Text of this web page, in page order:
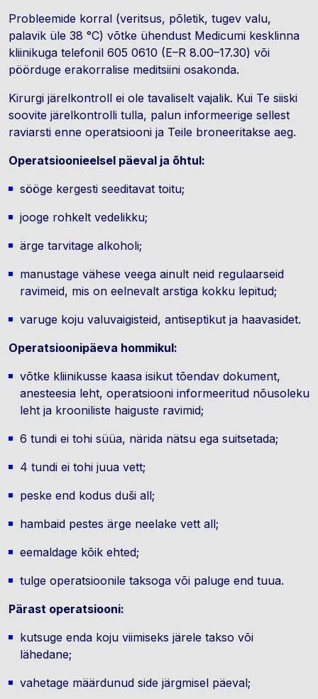
Probleemide korral (veritsus, põletik, tugev valu,
palavik üle 38 °C) võtke ühendust Medicumi kesklinna
kliinikuga telefonil 605 0610 (E–R 8.00–17.30) või
pöörduge erakorralise meditsiini osakonda.
Kirurgi järelkontroll ei ole tavaliselt vajalik. Kui Te siiski
soovite järelkontrolli tulla, palun informeerige sellest
raviarsti enne operatsiooni ja Teile broneeritakse aeg.
Operatsioonieelsel päeval ja õhtul:
sööge kergesti seeditavat toitu;
jooge rohkelt vedelikku;
ärge tarvitage alkoholi;
manustage vähese veega ainult neid regulaarseid
ravimeid, mis on eelnevalt arstiga kokku lepitud;
varuge koju valuvaigisteid, antiseptikut ja haavasidet.
Operatsioonipäeva hommikul:
võtke kliinikusse kaasa isikut tõendav dokument,
anesteesia leht, operatsiooni informeeritud nõusoleku
leht ja krooniliste haiguste ravimid;
6 tundi ei tohi süüa, närida nätsu ega suitsetada;
4 tundi ei tohi juua vett;
peske end kodus duši all;
hambaid pestes ärge neelake vett all;
eemaldage kõik ehted;
tulge operatsioonile taksoga või paluge end tuua.
Pärast operatsiooni:
kutsuge enda koju viimiseks järele takso või
lähedane;
vahetage määrdunud side järgmisel päeval;